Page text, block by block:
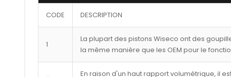
CODE DESCRIPTION
1
La plupart des pistons Wiseco ont des
la même manière que les OEM pour le
En raison d'un haut rapport volumétrique, il